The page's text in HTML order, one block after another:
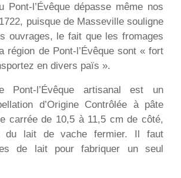
Pont-l’Évêque dépasse même nos
puisque de Masseville souligne
ouvrages, le fait que les fromages
région de Pont-l’Évêque sont « fort
en divers païs ».
Pont-l’Évêque artisanal est un
d’Origine Contrôlée à pâte
carrée de 10,5 à 11,5 cm de côté,
du lait de vache fermier. Il faut
de lait pour fabriquer un seul